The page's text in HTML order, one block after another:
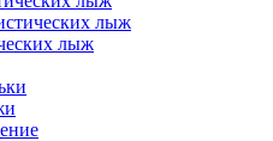
лыж
лыж